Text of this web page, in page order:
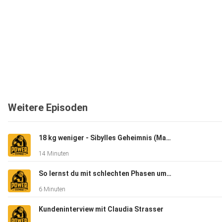
Weitere Episoden
18 kg weniger - Sibylles Geheimnis (Mama wollte wieder fit für ihr Kind sein)
14 Minuten
So lernst du mit schlechten Phasen umzugehen (Musterbrechen)
6 Minuten
Kundeninterview mit Claudia Strasser